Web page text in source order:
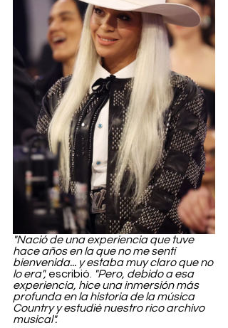
"Nació de una experiencia que tuve
hace años en la que no me sentí
bienvenida... y estaba muy claro que no
lo era", escribió.
"Pero, debido a esa
experiencia, hice una inmersión más
profunda en la historia de la música
Country y estudié nuestro rico archivo
musical".